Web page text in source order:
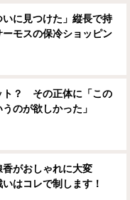
いに見つけた」縦長で持
モスの保冷ショッピン
ト？ その正体に「この
のが欲しかった」
がおしゃれに大変
はコレで制します！